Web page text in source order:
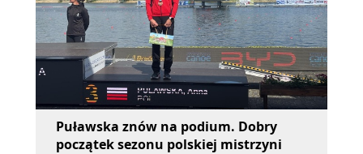
Puławska znów na podium. Dobry
początek sezonu polskiej mistrzyni